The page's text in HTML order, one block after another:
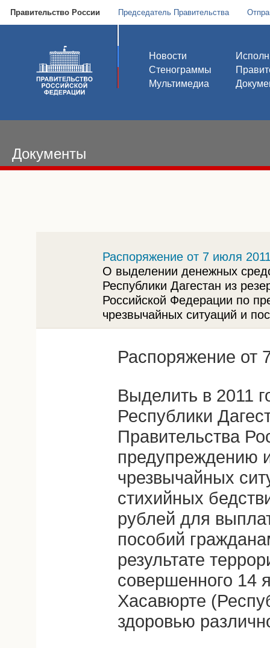
Правительство России Председатель Правительства
Новости
Стенограммы
Мультимедиа
Документы
Распоряжение от 7 июля
О выделении денежных
Республики Дагестан из
Российской Федерации по
чрезвычайных ситуаций и
Распоряжение от
Выделить в 2011
Республики
Правительства
предупреждению
чрезвычайных
стихийных
рублей для
пособий
результате
совершенного 14
Хасавюрте
здоровью